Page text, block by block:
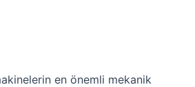
en önemli mekanik